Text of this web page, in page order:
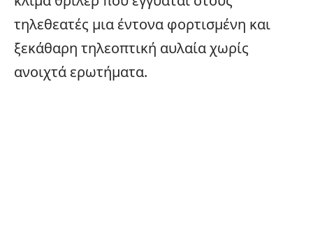
τηλεθεατές μια έντονα φορτισμένη και
ξεκάθαρη τηλεοπτική αυλαία χωρίς
ανοιχτά ερωτήματα.